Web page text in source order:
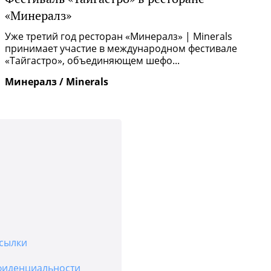
«Минералз»
Уже третий год ресторан «Минералз» | Minerals
принимает участие в международном фестивале
«Тайгастро», объединяющем шефо...
Минералз / Minerals